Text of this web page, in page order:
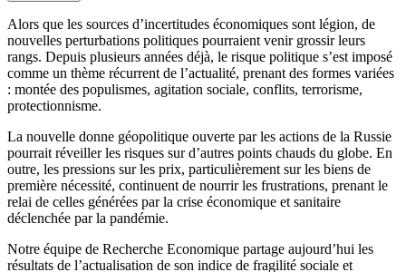
Alors que les sources d’incertitudes économiques sont légion, de
nouvelles perturbations politiques pourraient venir grossir leurs
rangs. Depuis plusieurs années déjà, le risque politique s’est imposé
comme un thème récurrent de l’actualité, prenant des formes variées
: montée des populismes, agitation sociale, conflits, terrorisme,
protectionnisme.
La nouvelle donne géopolitique ouverte par les actions de la Russie
pourrait réveiller les risques sur d’autres points chauds du globe. En
outre, les pressions sur les prix, particulièrement sur les biens de
première nécessité, continuent de nourrir les frustrations, prenant le
relai de celles générées par la crise économique et sanitaire
déclenchée par la pandémie.
Notre équipe de Recherche Economique partage aujourd’hui les
résultats de l’actualisation de son indice de fragilité sociale et